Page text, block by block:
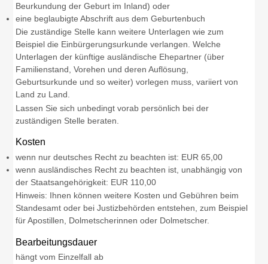
Beurkundung der Geburt im Inland) oder
eine beglaubigte Abschrift aus dem Geburtenbuch
Die zuständige Stelle kann weitere Unterlagen wie zum
Beispiel die Einbürgerungsurkunde verlangen. Welche
Unterlagen der künftige ausländische Ehepartner (über
Familienstand, Vorehen und deren Auflösung,
Geburtsurkunde und so weiter) vorlegen muss, variiert von
Land zu Land.
Lassen Sie sich unbedingt vorab persönlich bei der
zuständigen Stelle beraten.
Kosten
wenn nur deutsches Recht zu beachten ist: EUR 65,00
wenn ausländisches Recht zu beachten ist, unabhängig von
der Staatsangehörigkeit: EUR 110,00
Hinweis: Ihnen können weitere Kosten und Gebühren beim
Standesamt oder bei Justizbehörden entstehen, zum Beispiel
für Apostillen, Dolmetscherinnen oder Dolmetscher.
Bearbeitungsdauer
hängt vom Einzelfall ab